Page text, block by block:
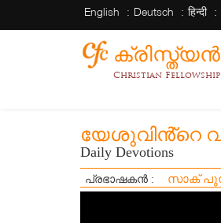
English Deutsch हिन्दी
Christian
യേശുവിൻ്റെ
Daily Devotions
പ്രഭാഷകൻ : സാക്